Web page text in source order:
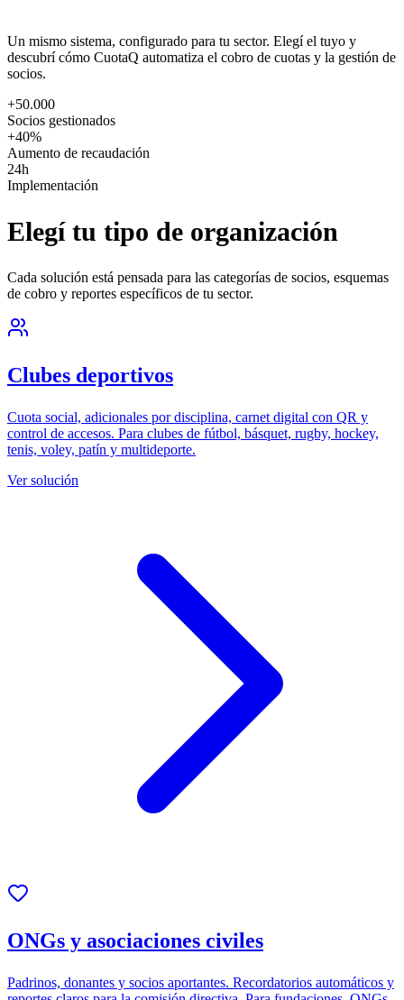
Un mismo sistema, configurado para tu sector. Elegí el tuyo y
descubrí cómo CuotaQ automatiza el cobro de cuotas y la gestión de
socios.
+50.000
Socios gestionados
+40%
Aumento de recaudación
24h
Implementación
Elegí tu tipo de organización
Cada solución está pensada para las categorías de socios, esquemas
de cobro y reportes específicos de tu sector.
Clubes deportivos
Cuota social, adicionales por disciplina, carnet digital con QR y
control de accesos. Para clubes de fútbol, básquet, rugby, hockey,
tenis, voley, patín y multideporte.
Ver solución
ONGs y asociaciones civiles
Padrinos, donantes y socios aportantes. Recordatorios automáticos y